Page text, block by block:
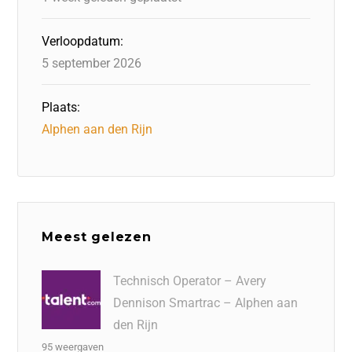
Verloopdatum:
5 september 2026
Plaats:
Alphen aan den Rijn
Meest gelezen
Technisch Operator – Avery
Dennison Smartrac – Alphen aan
den Rijn
95 weergaven